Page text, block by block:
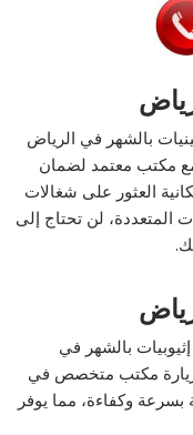
بالشهر في الرياض
مكتب معتمد لضمان
العثور على شغالات
الخيارات المتعددة، لن تحتاج إلى
بالشهر في
زيارة مكتب متخصص في
بسرعة وكفاءة، مما يوفر